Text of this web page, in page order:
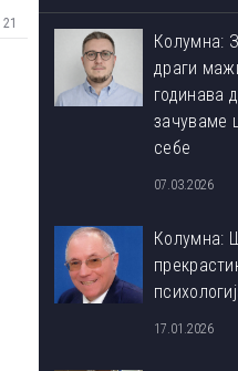
21
Колумна:
драги
годинава
зачуваме
себе
07.03.2026
Колумна:
17.01.2026